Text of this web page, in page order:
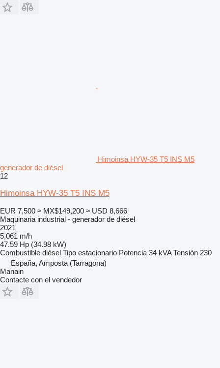
Himoinsa HYW-35 T5 INS M5
generador de diésel
12
Himoinsa HYW-35 T5 INS M5
EUR 7,500 ≈ MX$149,200 ≈ USD 8,666
Maquinaria industrial - generador de diésel
2021
5,061 m/h
47.59 Hp (34.98 kW)
Combustible diésel Tipo estacionario Potencia 34 kVA Tensión 230
España, Amposta (Tarragona)
Manain
Contacte con el vendedor